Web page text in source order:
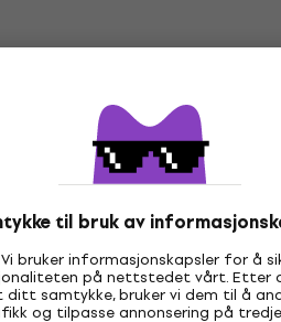
til bruk av
Vi bruker informasjonskapsler for å
på nettstedet vårt. Etter
samtykke, bruker vi dem til å
og tilpasse annonsering på